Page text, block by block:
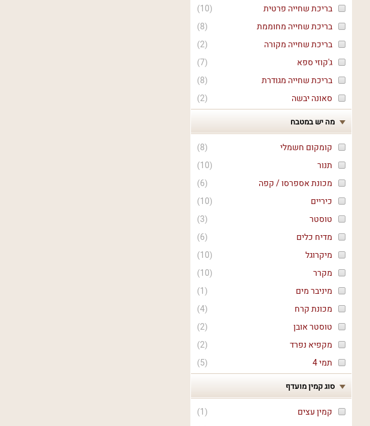
(
10
)
בריכת שחייה פרטית
(
8
)
בריכת שחייה מחוממת
(
2
)
בריכת שחייה מקורה
(
7
)
ג'קוזי ספא
(
8
)
בריכת שחייה מגודרת
(
2
) סאונה יבשה
מה יש במטבח
(
8
)
קומקום חשמלי
(
10
)
תנור
(
6
)
מכונת אספרסו / קפה
(
10
)
כיריים
(
3
)
טוסטר
(
6
)
מדיח כלים
(
10
)
מיקרוגל
(
10
)
מקרר
(
1
)
מיניבר מים
(
4
)
מכונת קרח
(
2
)
טוסטר אובן
(
2
)
מקפיא נפרד
(
5
) תמי 4
סוג קמין מועדף
(
1
)
קמין עצים